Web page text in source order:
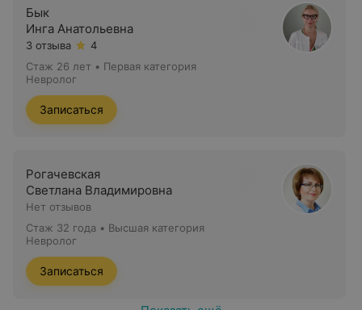
Бык
Инга Анатольевна
3 отзыва
4
Стаж 26 лет • Первая категория
Невролог
Записаться
Рогачевская
Светлана Владимировна
Нет отзывов
Стаж 32 года • Высшая категория
Невролог
Записаться